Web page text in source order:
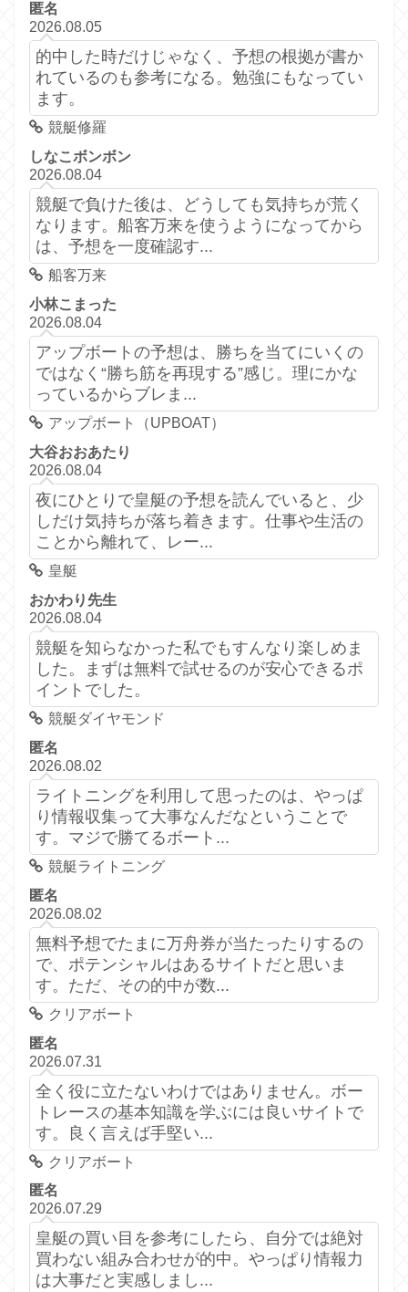
匿名
2026.08.05
的中した時だけじゃなく、予想の根拠が書か
れているのも参考になる。勉強にもなってい
ます。
競艇修羅
しなこボンボン
2026.08.04
競艇で負けた後は、どうしても気持ちが荒く
なります。船客万来を使うようになってから
は、予想を一度確認す...
船客万来
小林こまった
2026.08.04
アップボートの予想は、勝ちを当てにいくの
ではなく“勝ち筋を再現する”感じ。理にかな
っているからブレま...
アップボート（UPBOAT）
大谷おおあたり
2026.08.04
夜にひとりで皇艇の予想を読んでいると、少
しだけ気持ちが落ち着きます。仕事や生活の
ことから離れて、レー...
皇艇
おかわり先生
2026.08.04
競艇を知らなかった私でもすんなり楽しめま
した。まずは無料で試せるのが安心できるポ
イントでした。
競艇ダイヤモンド
匿名
2026.08.02
ライトニングを利用して思ったのは、やっぱ
り情報収集って大事なんだなということで
す。マジで勝てるボート...
競艇ライトニング
匿名
2026.08.02
無料予想でたまに万舟券が当たったりするの
で、ポテンシャルはあるサイトだと思いま
す。ただ、その的中が数...
クリアボート
匿名
2026.07.31
全く役に立たないわけではありません。ボー
トレースの基本知識を学ぶには良いサイトで
す。良く言えば手堅い...
クリアボート
匿名
2026.07.29
皇艇の買い目を参考にしたら、自分では絶対
買わない組み合わせが的中。やっぱり情報力
は大事だと実感しまし...